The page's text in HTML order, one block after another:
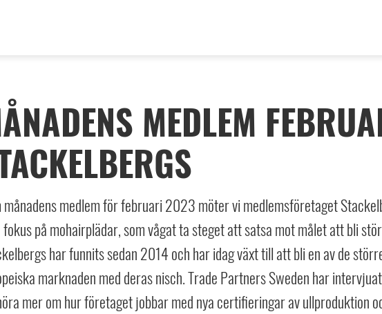
MEDLEM
månadens medlem för februari 2023 möter vi medlemsföretaget
på mohairplädar, som vågat ta steget att satsa mot målet att bli
har funnits sedan 2014 och har idag växt till att bli en av de
marknaden med deras nisch. Trade Partners Sweden har
mer om hur företaget jobbar med nya certifieringar av ullproduktion